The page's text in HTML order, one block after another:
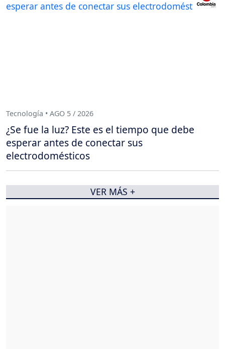
Tecnología • AGO 5 / 2026
¿Se fue la luz? Este es el tiempo que debe
esperar antes de conectar sus
electrodomésticos
VER MÁS +